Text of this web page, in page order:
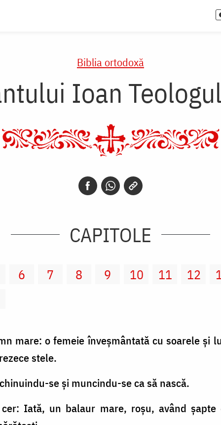
Biblia ortodoxă
Ioan
CAPITOLE
6 7 8 9 10 11 12
mare: o femeie înveşmântată cu soarele şi
stele.
se şi muncindu-se ca să nască.
Iată, un balaur mare, roşu, având şapte